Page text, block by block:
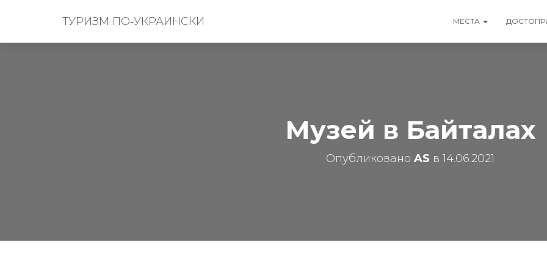
ТУРИЗМ ПО‑УКРАИНСКИ МЕСТА
Музей в Байталах
Опубликовано AS в 14.06.2021